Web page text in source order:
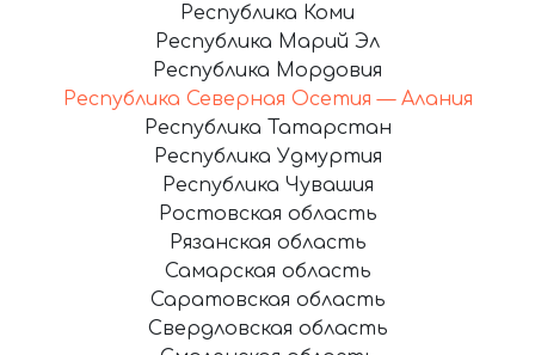
Республика Коми
Республика Марий Эл
Республика Мордовия
Республика Северная Осетия — Алания
Республика Татарстан
Республика Удмуртия
Республика Чувашия
Ростовская область
Рязанская область
Самарская область
Саратовская область
Свердловская область